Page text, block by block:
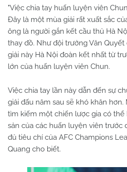
"Việc chia tay huấn luyện viên
Đây là một mùa giải rất xuất sắc
ông là người gắn kết cầu thủ Hà
thay đồ. Như đội trưởng Văn
giải này Hà Nội đoàn kết nhất từ
lớn của huấn luyện viên Chun.
Việc chia tay lần này dẫn đến sự
giải đấu năm sau sẽ khó khăn
tìm kiếm một chiến lược gia có
sản của các huấn luyện viên trước
đủ tiêu chí của AFC Champions
Quang cho biết.